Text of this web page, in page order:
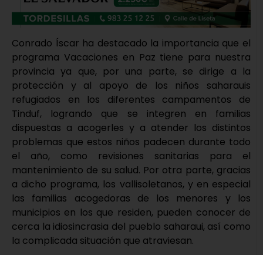
Conrado Íscar ha destacado la importancia que el
programa Vacaciones en Paz tiene para nuestra
provincia ya que, por una parte, se dirige a la
protección y al apoyo de los niños saharauis
refugiados en los diferentes campamentos de
Tinduf, logrando que se integren en familias
dispuestas a acogerles y a atender los distintos
problemas que estos niños padecen durante todo
el año, como revisiones sanitarias para el
mantenimiento de su salud. Por otra parte, gracias
a dicho programa, los vallisoletanos, y en especial
las familias acogedoras de los menores y los
municipios en los que residen, pueden conocer de
cerca la idiosincrasia del pueblo saharaui, así como
la complicada situación que atraviesan.